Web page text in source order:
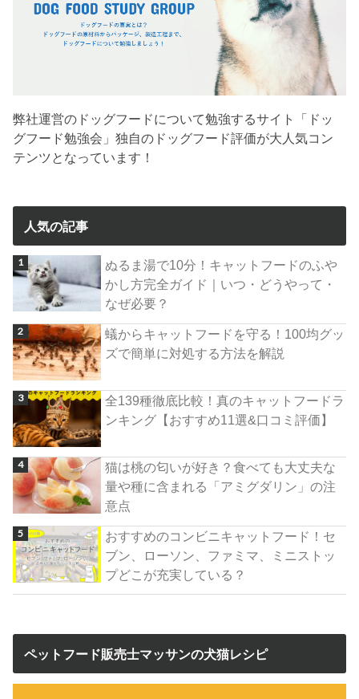
弊社運営のドッグフードについて勉強するサイト「ドッ
グフード勉強会」独自のドッグフード評価が大人気コン
テンツとなっています！
人気の記事
ぬるま湯で10分！キャットフードのふや
かし方完全ガイド｜いつ・どうやって・
なぜ必要？
蟻からキャットフードを守る！100均グッ
ズで簡単に対処する方法を解説
全139種徹底比較！真のキャットフードラ
ンキング【おすすめ11選&口コミ評価】
猫は桃の匂いが好き？食べても大丈夫な
量や種に含まれる「アミグダリン」の注
意点
おすすめのコンビニキャットフード！セ
ブン、ローソン、ファミマ、ミニストッ
プどこが充実している？
ペットフード販売士マッサンの犬猫レシピ